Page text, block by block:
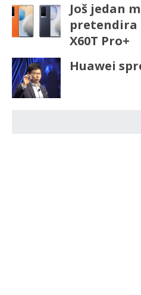
Još jedan
pretendira
X60T Pro+
Huawei